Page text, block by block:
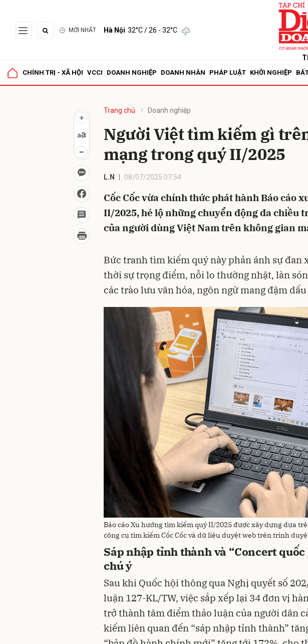
MỚI NHẤT Hà Nội 32°C/ 26 - 32°C
CHÍNH TRỊ - XÃ HỘI VCCI DOANH NGHIỆP DOANH NHÂN PHÁP LUẬT KHỞI NGHIỆP
Trang chủ Doanh nghiệp
Người Việt tìm kiếm gì
mạng trong quý II/2025
L.N 08/07/2025 07:54
Cốc Cốc vừa chính thức phát hành Báo cáo
II/2025, hé lộ những chuyển động đa chiều
của người dùng Việt Nam trên không gian
Bức tranh tìm kiếm quý này phản ánh sự đan
thời sự trọng điểm, nỗi lo thường nhật, làn
các trào lưu văn hóa, ngôn ngữ mang đậm dấu
Báo cáo Xu hướng tìm kiếm quý II/2025 được xây dựng dựa
công cụ tìm kiếm Cốc Cốc và dữ liệu duyệt web trên trình
Sáp nhập tỉnh thành và “Concert quốc
chú ý
Sau khi Quốc hội thông qua Nghị quyết số
luận 127-KL/TW, việc sắp xếp lại 34 đơn vị
trở thành tâm điểm thảo luận của người dân
kiếm liên quan đến “sáp nhập tỉnh thành”